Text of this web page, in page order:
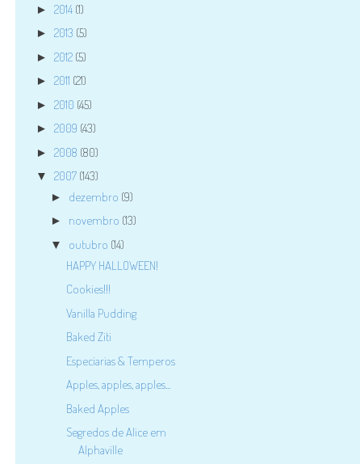
► 2014 (1)
► 2013 (5)
► 2012 (5)
► 2011 (21)
► 2010 (45)
► 2009 (43)
► 2008 (80)
▼ 2007 (143)
► dezembro (9)
► novembro (13)
▼ outubro (14)
HAPPY HALLOWEEN!
Cookies!!!
Vanilla Pudding
Baked Ziti
Especiarias & Temperos
Apples, apples, apples...
Baked Apples
Segredos de Alice em
Alphaville